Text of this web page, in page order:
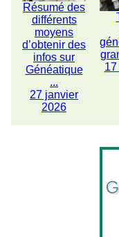
Résumé des
différents
moyens
d’obtenir des
infos sur
Généatique
...
27 janvier
2026